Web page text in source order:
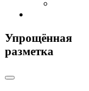
Упрощённая
разметка